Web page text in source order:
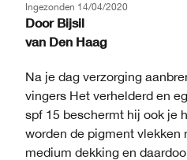
Ingezonden 14/04/2020
Door Bijsil
van Den Haag
Na je dag verzorging
vingers Het verhelderd en
spf 15 beschermt hij ook je
worden de pigment vlekken
medium dekking en